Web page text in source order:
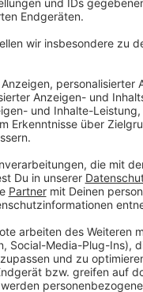
aufpassen, wem er
Anzeige